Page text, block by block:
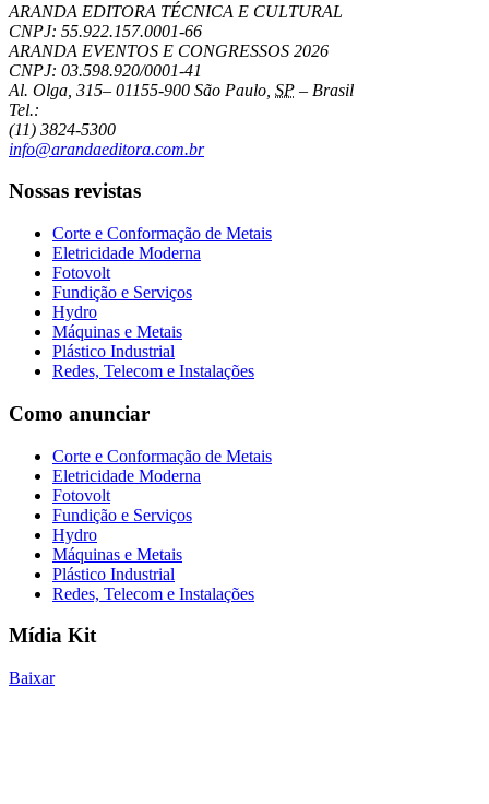
ARANDA EDITORA TÉCNICA E CULTURAL
CNPJ: 55.922.157.0001-66
ARANDA EVENTOS E CONGRESSOS 2026
CNPJ: 03.598.920/0001-41
Al. Olga, 315– 01155-900 São Paulo SP – Brasil
Tel.:
(11) 3824-5300
info@arandaeditora.com.br
Nossas revistas
Corte e Conformação de Metais
Eletricidade Moderna
Fotovolt
Fundição e Serviços
Hydro
Máquinas e Metais
Plástico Industrial
Redes, Telecom e Instalações
Como anunciar
Corte e Conformação de Metais
Eletricidade Moderna
Fotovolt
Fundição e Serviços
Hydro
Máquinas e Metais
Plástico Industrial
Redes, Telecom e Instalações
Mídia Kit
Baixar